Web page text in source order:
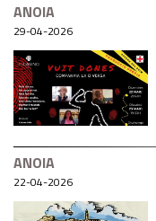
ANOIA
29-04-2026
ANOIA
22-04-2026